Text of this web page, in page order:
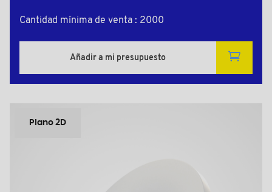
Cantidad mínima de venta : 2000
Añadir a mi presupuesto
Plano 2D